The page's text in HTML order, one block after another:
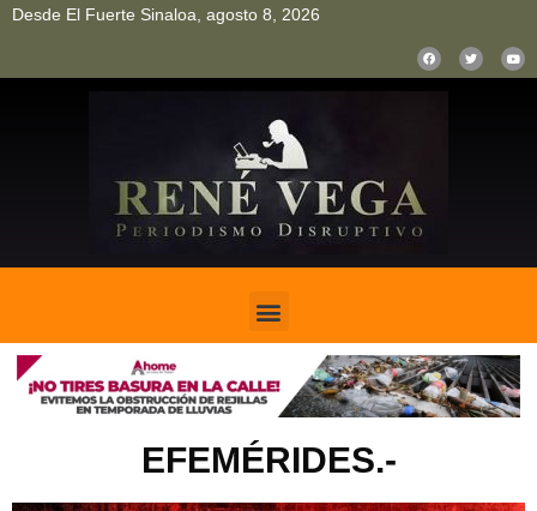
Desde El Fuerte Sinaloa, agosto 8, 2026
EFEMÉRIDES.-